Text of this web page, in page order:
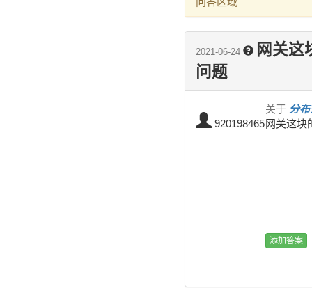
2021-06-24
网关这
问题
920198465
关于 分
网关这块